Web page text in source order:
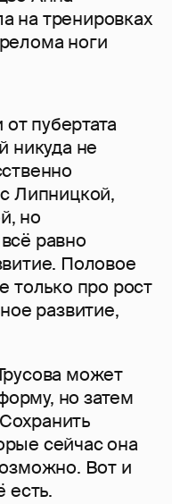
на тренировках
ноги
от пубертата
никуда не
Липницкой,
но
равно
Половое
только про рост
развитие,
может
но затем
сейчас она
Вот и
есть.